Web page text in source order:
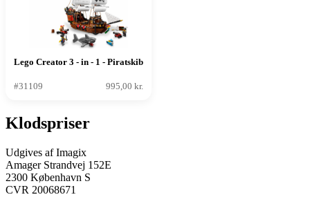
Lego Creator 3 - in - 1 - Piratskib
#31109 995,00 kr.
Klodspriser
Udgives af Imagix
Amager Strandvej 152E
2300 København S
CVR 20068671